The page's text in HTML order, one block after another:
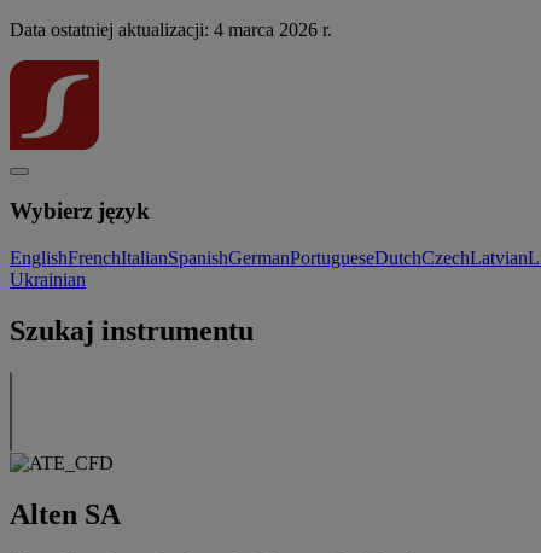
Data ostatniej aktualizacji: 4 marca 2026 r.
Wybierz język
EnglishFrenchItalianSpanishGermanPortugueseDutchCzechLatvian
Ukrainian
Szukaj instrumentu
Alten SA